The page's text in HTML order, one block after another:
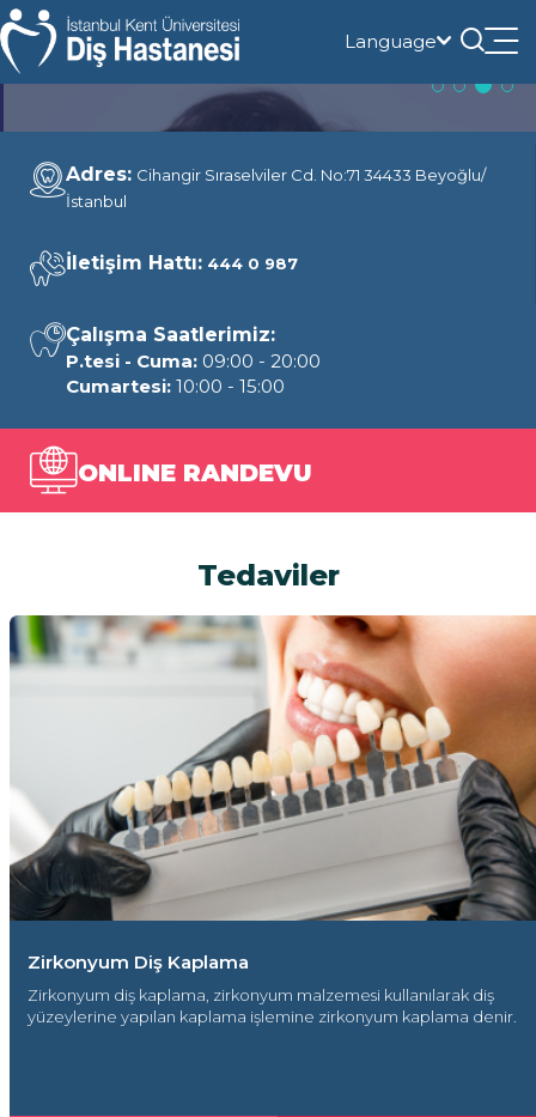
Language
Adres: Cihangir Sıraselviler Cd. No:71 34433 Beyoğlu/
İstanbul
İletişim Hattı: 444 0 987
Çalışma Saatlerimiz:
P.tesi - Cuma: 09:00 - 20:00
Cumartesi: 10:00 - 15:00
ONLINE RANDEVU
Tedaviler
Zirkonyum Diş Kaplama
Zirkonyum diş kaplama, zirkonyum malzemesi kullanılarak diş
yüzeylerine yapılan kaplama işlemine zirkonyum kaplama denir.